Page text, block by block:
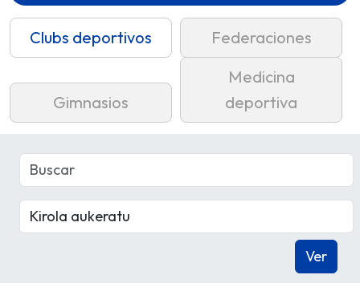
Clubs deportivos Federaciones
Gimnasios
Medicina
deportiva